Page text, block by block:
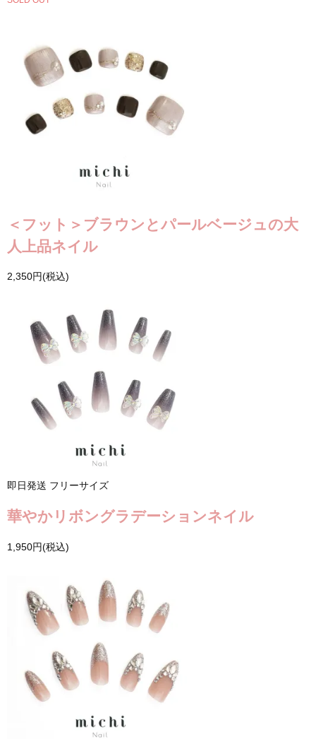
＜フット＞ブラウンとパールベージュの大
人上品ネイル
2,350円(税込)
即日発送 フリーサイズ
華やかリボングラデーションネイル
1,950円(税込)